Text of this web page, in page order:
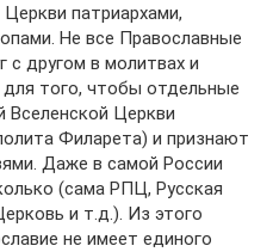
патриархами,
Не все Православные
другом в молитвах и
того, чтобы отдельные
Церкви
Филарета) и признают
Даже в самой России
(сама РПЦ, Русская
и т.д.). Из этого
не имеет единого